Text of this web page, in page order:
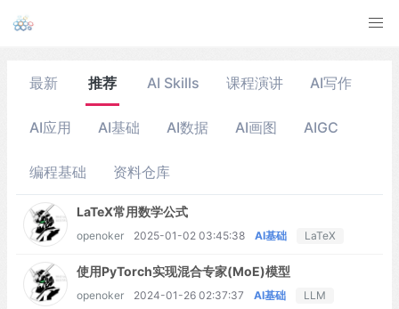
最新 推荐 AI Skills 课程演讲 AI写作
AI应用 AI基础 AI数据 AI画图 AIGC
编程基础 资料仓库
LaTeX常用数学公式
openoker 2025-01-02 03:45:38 AI基础 LaTeX
使用PyTorch实现混合专家(MoE)模型
openoker 2024-01-26 02:37:37 AI基础 LLM